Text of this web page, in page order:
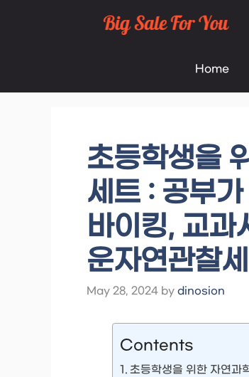
Home
초등학생을
세트 : 공부
바이킹, 교과
운자연관찰
May 28, 2024 by dinosion
Contents
초등학생을 위한 자연과